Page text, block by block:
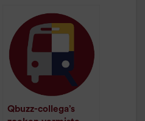
minuut leestijd
Qbuzz-collega’s